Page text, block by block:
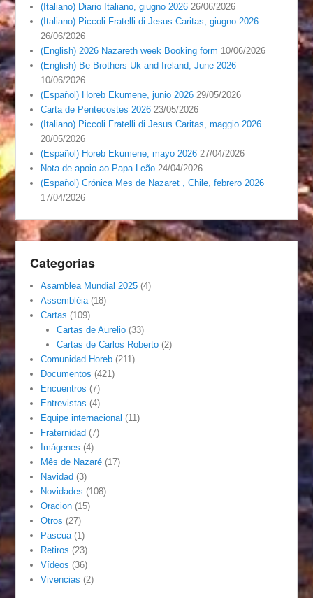
(Italiano) Diario Italiano, giugno 2026 26/06/2026
(Italiano) Piccoli Fratelli di Jesus Caritas, giugno 2026
26/06/2026
(English) 2026 Nazareth week Booking form 10/06/2026
(English) Be Brothers Uk and Ireland, June 2026
10/06/2026
(Español) Horeb Ekumene, junio 2026 29/05/2026
Carta de Pentecostes 2026 23/05/2026
(Italiano) Piccoli Fratelli di Jesus Caritas, maggio 2026
20/05/2026
(Español) Horeb Ekumene, mayo 2026 27/04/2026
Nota de apoio ao Papa Leão 24/04/2026
(Español) Crónica Mes de Nazaret , Chile, febrero 2026
17/04/2026
Categorias
Asamblea Mundial 2025 (4)
Assembléia (18)
Cartas (109)
Cartas de Aurelio(33)
Cartas de Carlos Roberto(2)
Comunidad Horeb (211)
Documentos (421)
Encuentros (7)
Entrevistas (4)
Equipe internacional (11)
Fraternidad (7)
Imágenes (4)
Mês de Nazaré (17)
Navidad (3)
Novidades (108)
Oracion (15)
Otros (27)
Pascua (1)
Retiros (23)
Vídeos (36)
Vivencias (2)